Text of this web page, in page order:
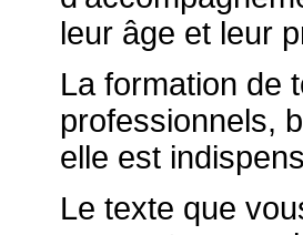
leur âge et leur
La formation de
professionnels,
elle est
Le texte que